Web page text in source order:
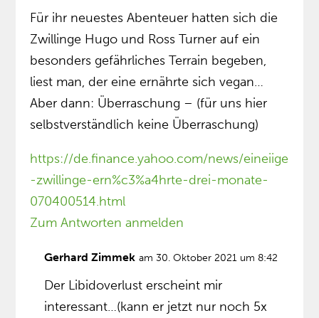
Für ihr neuestes Abenteuer hatten sich die
Zwillinge Hugo und Ross Turner auf ein
besonders gefährliches Terrain begeben,
liest man, der eine ernährte sich vegan…
Aber dann: Überraschung – (für uns hier
selbstverständlich keine Überraschung)
https://de.finance.yahoo.com/news/eineiige
-zwillinge-ern%c3%a4hrte-drei-monate-
070400514.html
Zum Antworten anmelden
Gerhard Zimmek am 30. Oktober 2021 um 8:42
Der Libidoverlust erscheint mir
interessant…(kann er jetzt nur noch 5x